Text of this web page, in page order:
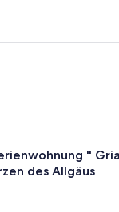
gemeinschaftliche
Mittag-
"
des Allgäus
" Griaß